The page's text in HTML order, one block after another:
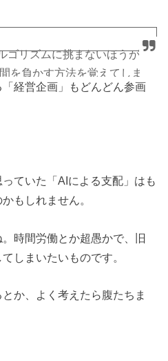
ゴリズムに挑まないほうが
を負かす方法を覚えてしま
2017年12月12日
経営企画」もどんどん参画
ていた「AIによる支配」はも
もしれません。
時間労働とか超愚かで、旧
しまいたいものです。
か、よく考えたら腹たちま